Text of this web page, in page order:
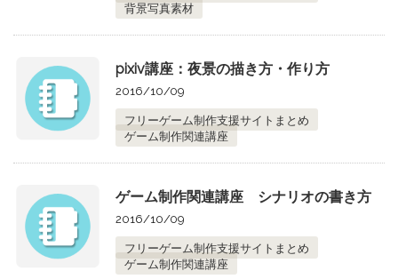
背景写真素材
pixiv講座：夜景の描き方・作り方
2016/10/09
フリーゲーム制作支援サイトまとめ
ゲーム制作関連講座
ゲーム制作関連講座 シナリオの書き方
2016/10/09
フリーゲーム制作支援サイトまとめ
ゲーム制作関連講座